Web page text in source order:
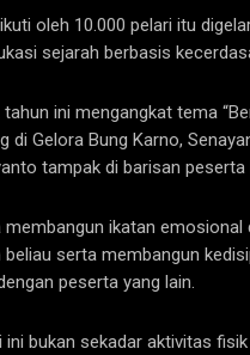
oleh 10.000 pelari itu
sejarah berbasis
ini mengangkat tema
di Gelora Bung Karno,
tampak di barisan
membangun ikatan
serta membangun
peserta yang lain.
ini bukan sekadar aktivitas